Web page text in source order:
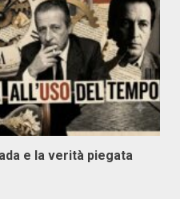
e la verità piegata